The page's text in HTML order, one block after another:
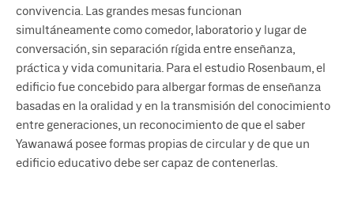
convivencia. Las grandes mesas funcionan
simultáneamente como comedor, laboratorio y lugar de
conversación, sin separación rígida entre enseñanza,
práctica y vida comunitaria. Para el estudio Rosenbaum, el
edificio fue concebido para albergar formas de enseñanza
basadas en la oralidad y en la transmisión del conocimiento
entre generaciones, un reconocimiento de que el saber
Yawanawá posee formas propias de circular y de que un
edificio educativo debe ser capaz de contenerlas.